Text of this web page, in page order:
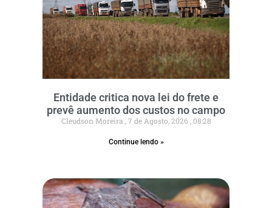
Entidade critica nova lei do frete e
prevê aumento dos custos no campo
Cleudson Moreira 7 de Agosto, 2026 08:28
Continue lendo »